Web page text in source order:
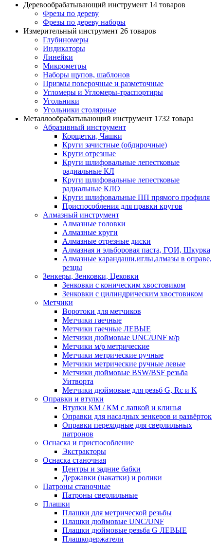
Деревообрабатывающий инструмент 14 товаров
Фрезы по дереву
Фрезы по дереву наборы
Измерительный инструмент 26 товаров
Глубиномеры
Индикаторы
Линейки
Микрометры
Наборы щупов, шаблонов
Призмы поверочные и разметочные
Угломеры и Угломеры-траспортиры
Угольники
Угольники столярные
Металлообрабатывающий инструмент 1732 товара
Абразивный инструмент
Корщетки, Чашки
Круги зачистные (обдирочные)
Круги отрезные
Круги шлифовальные лепестковые
радиальные КЛ
Круги шлифовальные лепестковые
радиальные КЛО
Круги шлифовальные ПП прямого профиля
Приспособления для правки кругов
Алмазный инструмент
Алмазные головки
Алмазные круги
Алмазные отрезные диски
Алмазная и эльборовая паста, ГОИ, Шкурка
Алмазные карандаши,иглы,алмазы в оправе,
резцы
Зенкеры, Зенковки, Цековки
Зенковки с коническим хвостовиком
Зенковки с цилиндрическим хвостовиком
Метчики
Воротоки для метчиков
Метчики гаечные
Метчики гаечные ЛЕВЫЕ
Метчики дюймовые UNC/UNF м/р
Метчики м/р метрические
Метчики метрические ручные
Метчики метрические ручные левые
Метчики дюймовые BSW/BSF резьба
Уитворта
Метчики дюймовые для резьб G, Rc и K
Оправки и втулки
Втулки КМ / КМ с лапкой и клинья
Оправки для насадных зенкеров и развёрток
Оправки переходные для сверлильных
патронов
Оснаска и приспособление
Экстракторы
Оснаска станочная
Центры и задние бабки
Державки (накатки) и ролики
Патроны станочные
Патроны сверлильные
Плашки
Плашки для метрической резьбы
Плашки дюймовые UNC/UNF
Плашки дюймовые резьба G ЛЕВЫЕ
Плашкодержатели